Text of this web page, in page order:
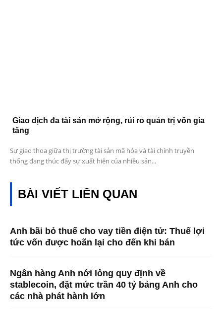
Giao dịch đa tài sản mở rộng, rủi ro quản trị vốn gia
tăng
Sự giao thoa giữa thị trường tài sản mã hóa và tài chính truyền
thống đang thúc đẩy sự xuất hiện của nhiều sản...
BÀI VIẾT LIÊN QUAN
Anh bãi bỏ thuế cho vay tiền điện tử: Thuế lợi
tức vốn được hoãn lại cho đến khi bán
Ngân hàng Anh nới lỏng quy định về
stablecoin, đặt mức trần 40 tỷ bảng Anh cho
các nhà phát hành lớn